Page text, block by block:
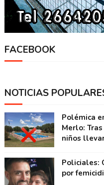
FACEBOOK
NOTICIAS
Polémica
Merlo:
niños
Policiales:
por